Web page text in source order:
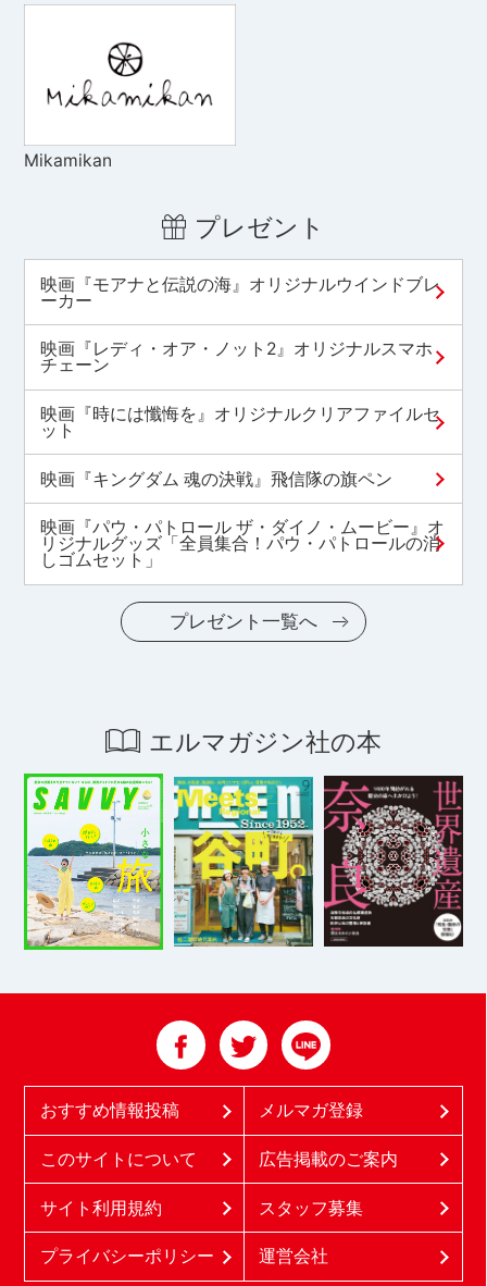
Mikamikan
プレゼント
映画『モアナと伝説の海』オリジナルウインドブレ
ーカー
映画『レディ・オア・ノット2』オリジナルスマホ
チェーン
映画『時には懺悔を』オリジナルクリアファイルセ
ット
映画『キングダム 魂の決戦』飛信隊の旗ペン
映画『パウ・パトロール ザ・ダイノ・ムービー』オ
リジナルグッズ「全員集合！パウ・パトロールの消
しゴムセット」
プレゼント一覧へ
エルマガジン社の本
おすすめ情報投稿 メルマガ登録
このサイトについて 広告掲載のご案内
サイト利用規約 スタッフ募集
プライバシーポリシー 運営会社